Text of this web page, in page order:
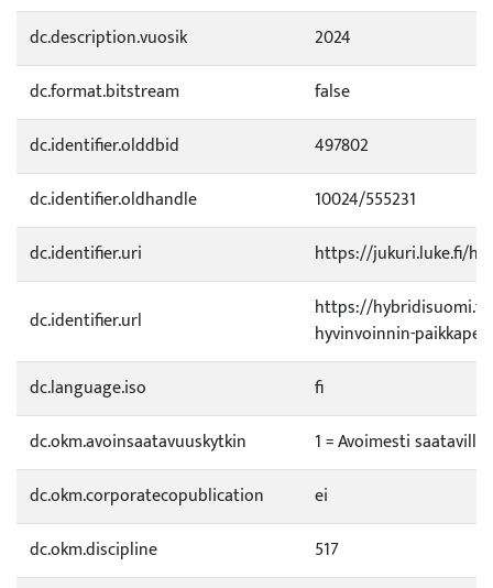
dc.description.vuosik
2024
dc.format.bitstream
false
dc.identifier.olddbid
497802
dc.identifier.oldhandle
10024/555231
dc.identifier.uri
https://jukuri.luke.fi/
dc.identifier.url
https://
hyvinvoinnin-
dc.language.iso
fi
dc.okm.avoinsaatavuuskytkin
1 = Avoimesti saatavilla
dc.okm.corporatecopublication
ei
dc.okm.discipline
517